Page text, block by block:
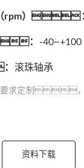
（rpm）
： -40~+100
滚珠轴承
要求定制，
资料下载